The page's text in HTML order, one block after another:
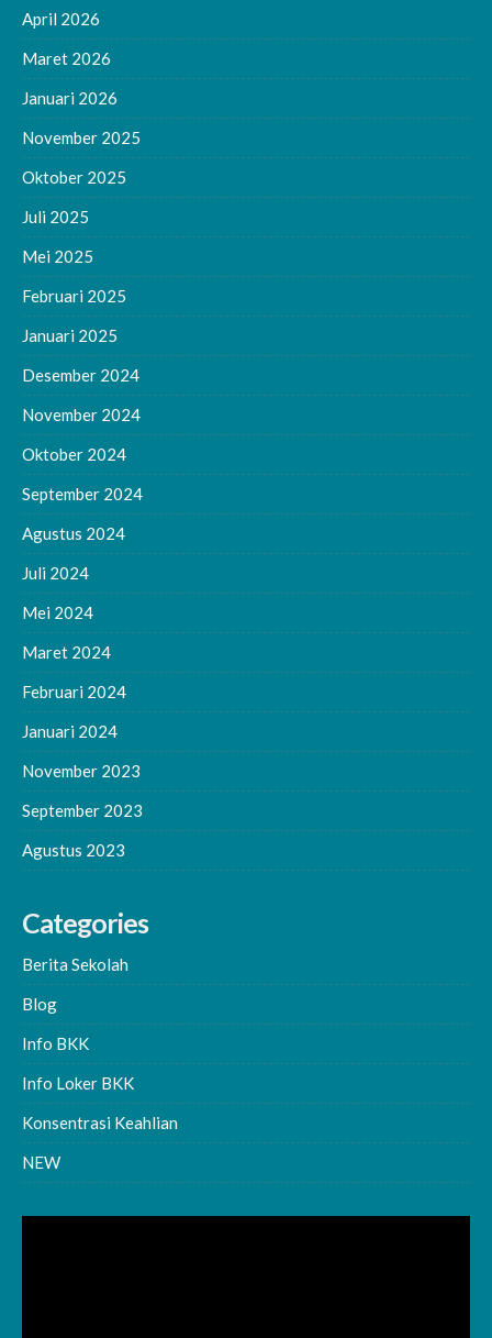
April 2026
Maret 2026
Januari 2026
November 2025
Oktober 2025
Juli 2025
Mei 2025
Februari 2025
Januari 2025
Desember 2024
November 2024
Oktober 2024
September 2024
Agustus 2024
Juli 2024
Mei 2024
Maret 2024
Februari 2024
Januari 2024
November 2023
September 2023
Agustus 2023
Categories
Berita Sekolah
Blog
Info BKK
Info Loker BKK
Konsentrasi Keahlian
NEW